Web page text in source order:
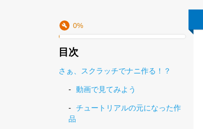
0%
目次
さぁ、スクラッチでナニ作る！？
動画で見てみよう
チュートリアルの元になった作
品